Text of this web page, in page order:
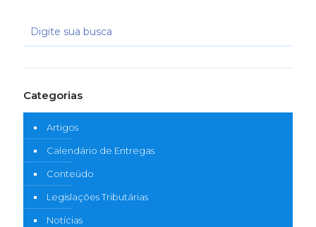
Categorias
Artigos
Calendário de Entregas
Conteúdo
Legislações Tributárias
Notícias